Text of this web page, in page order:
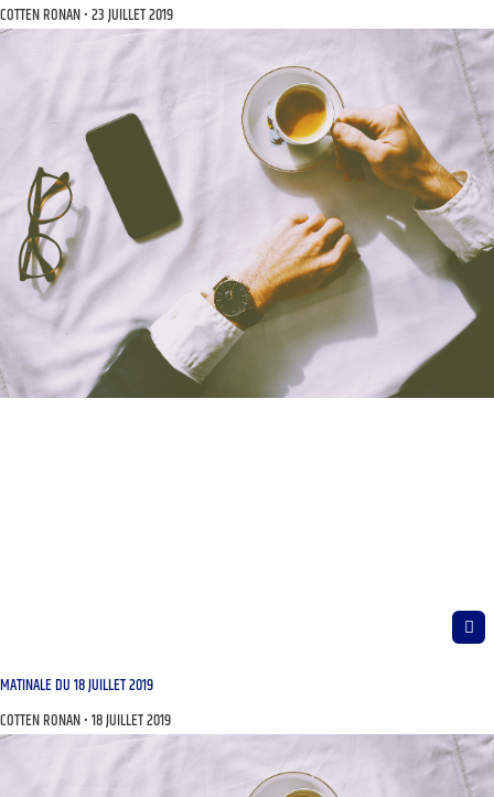
COTTEN RONAN 23 JUILLET 2019
MATINALE DU 18 JUILLET 2019
COTTEN RONAN 18 JUILLET 2019